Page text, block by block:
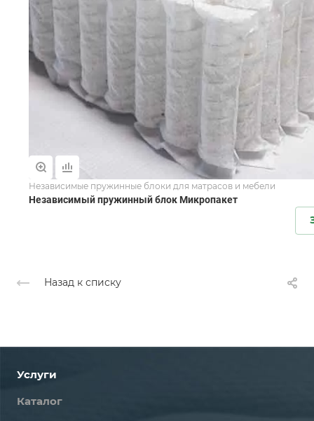
Независимые пружинные блоки для матрасов и мебели
Независимый пружинный блок Микропакет
Назад к списку
Услуги
Каталог